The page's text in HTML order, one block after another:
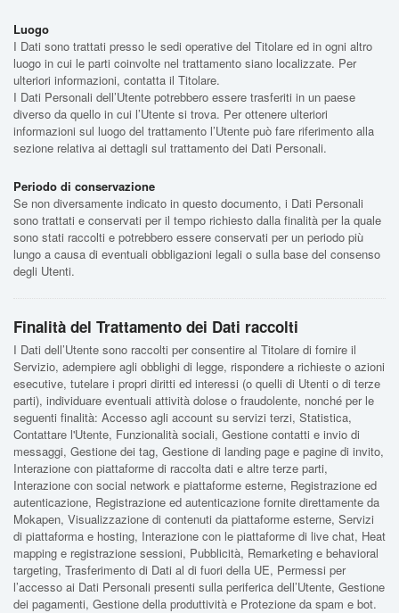
Luogo
I Dati sono trattati presso le sedi operative del Titolare ed in ogni altro
luogo in cui le parti coinvolte nel trattamento siano localizzate. Per
ulteriori informazioni, contatta il Titolare.
I Dati Personali dell’Utente potrebbero essere trasferiti in un paese
diverso da quello in cui l’Utente si trova. Per ottenere ulteriori
informazioni sul luogo del trattamento l’Utente può fare riferimento alla
sezione relativa ai dettagli sul trattamento dei Dati Personali.
Periodo di conservazione
Se non diversamente indicato in questo documento, i Dati Personali
sono trattati e conservati per il tempo richiesto dalla finalità per la quale
sono stati raccolti e potrebbero essere conservati per un periodo più
lungo a causa di eventuali obbligazioni legali o sulla base del consenso
degli Utenti.
Finalità del Trattamento dei Dati raccolti
I Dati dell’Utente sono raccolti per consentire al Titolare di fornire il
Servizio, adempiere agli obblighi di legge, rispondere a richieste o azioni
esecutive, tutelare i propri diritti ed interessi (o quelli di Utenti o di terze
parti), individuare eventuali attività dolose o fraudolente, nonché per le
seguenti finalità: Accesso agli account su servizi terzi, Statistica,
Contattare l'Utente, Funzionalità sociali, Gestione contatti e invio di
messaggi, Gestione dei tag, Gestione di landing page e pagine di invito,
Interazione con piattaforme di raccolta dati e altre terze parti,
Interazione con social network e piattaforme esterne, Registrazione ed
autenticazione, Registrazione ed autenticazione fornite direttamente da
Mokapen, Visualizzazione di contenuti da piattaforme esterne, Servizi
di piattaforma e hosting, Interazione con le piattaforme di live chat, Heat
mapping e registrazione sessioni, Pubblicità, Remarketing e behavioral
targeting, Trasferimento di Dati al di fuori della UE, Permessi per
l’accesso ai Dati Personali presenti sulla periferica dell’Utente, Gestione
dei pagamenti, Gestione della produttività e Protezione da spam e bot.